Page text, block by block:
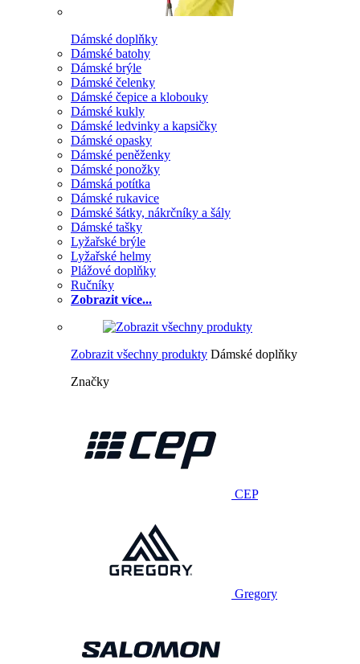
Dámské doplňky
Dámské batohy
Dámské brýle
Dámské čelenky
Dámské čepice a klobouky
Dámské kukly
Dámské ledvinky a kapsičky
Dámské opasky
Dámské peněženky
Dámské ponožky
Dámská potítka
Dámské rukavice
Dámské šátky, nákrčníky a šály
Dámské tašky
Lyžařské brýle
Lyžařské helmy
Plážové doplňky
Ručníky
Zobrazit více...
Zobrazit všechny produkty Dámské doplňky
Značky
CEP
Gregory